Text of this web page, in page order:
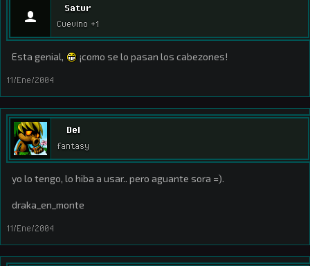
Satur
Cuevino +1
Esta genial, ¡como se lo pasan los cabezones!
11/Ene/2004
Del
fantasy
yo lo tengo, lo hiba a usar.. pero aguante sora =).
draka_en_monte
11/Ene/2004